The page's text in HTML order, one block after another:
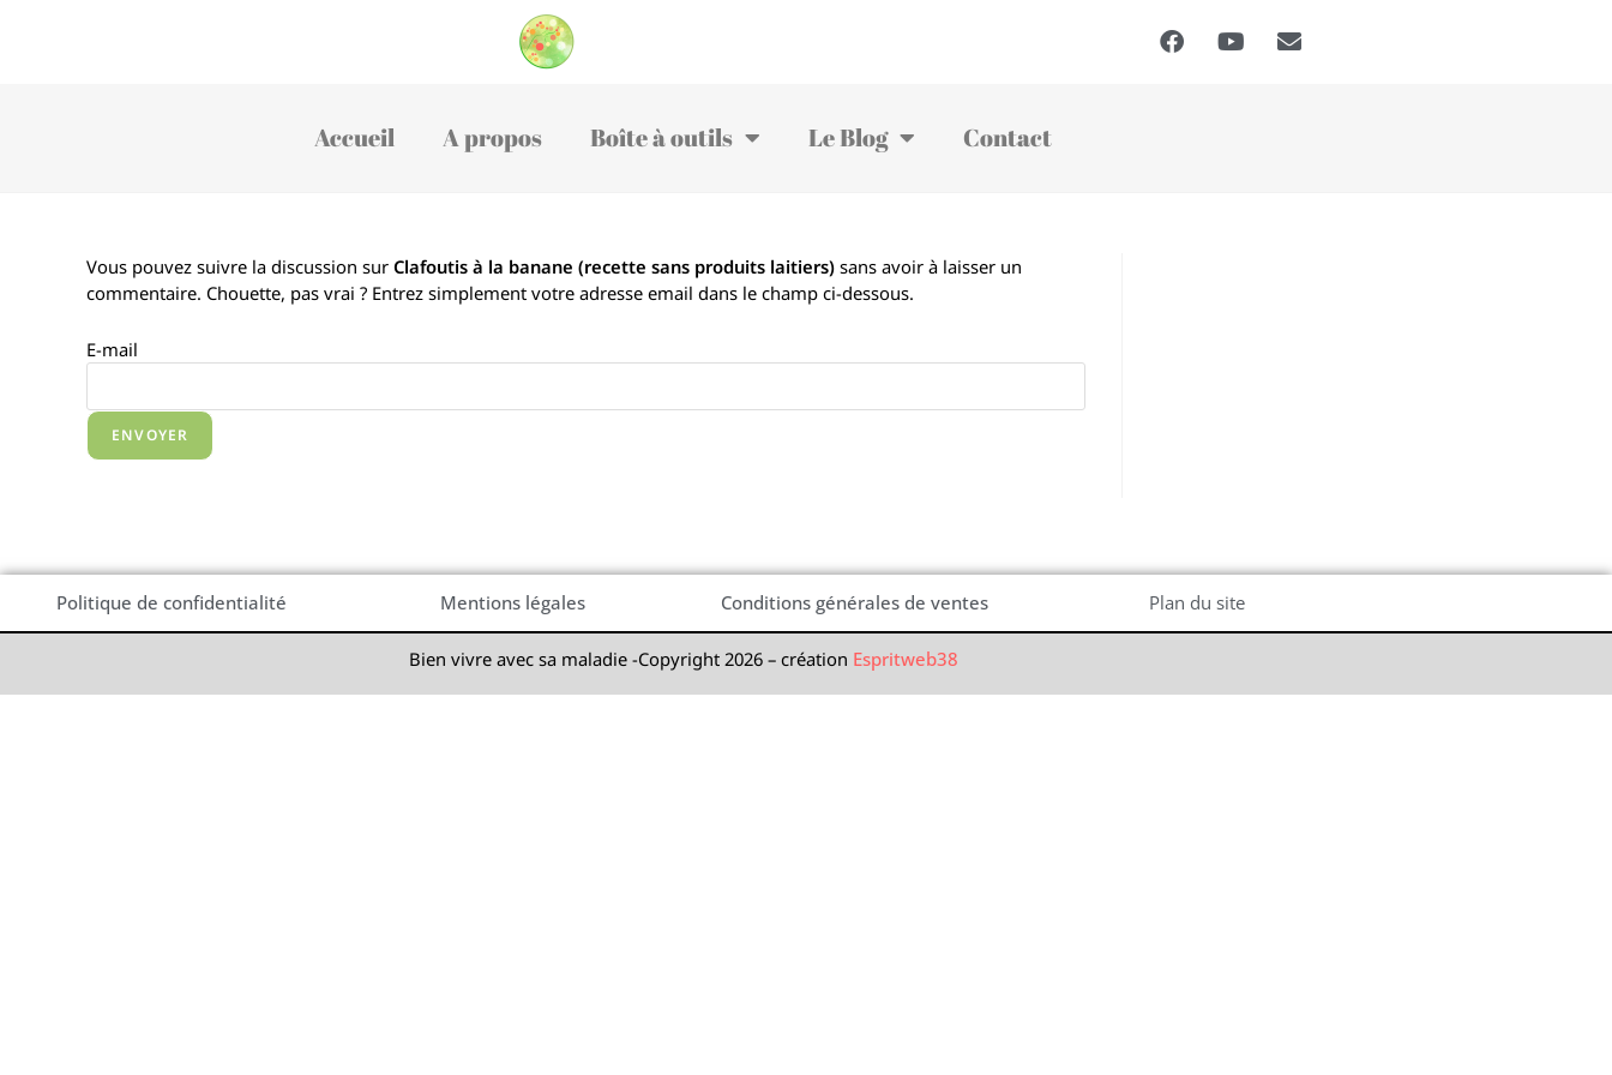
Accueil A propos Boîte à outils Le Blog Contact
Vous pouvez suivre la discussion sur Clafoutis à la banane (recette sans produits laitiers) sans avoir à laisser un
commentaire. Chouette, pas vrai ? Entrez simplement votre adresse email dans le champ ci-dessous.
E-mail
Politique de confidentialité Mentions légales Conditions générales de ventes Plan du site
Bien vivre avec sa maladie -Copyright 2026 – création Espritweb38